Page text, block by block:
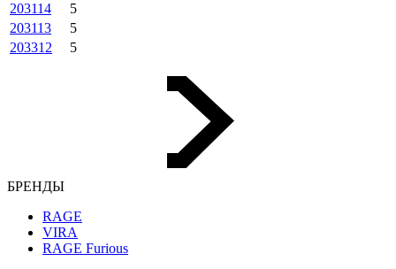
203114
5
203113
5
203312
5
БРЕНДЫ
RAGE
VIRA
RAGE Furious